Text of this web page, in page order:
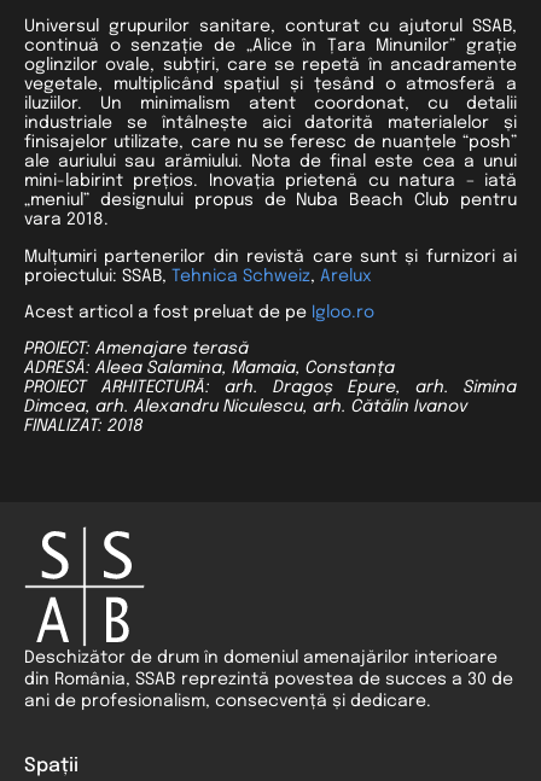
Universul grupurilor sanitare, conturat cu ajutorul SSAB,
continuă o senzație de „Alice în Țara Minunilor” grație
oglinzilor ovale, subțiri, care se repetă în ancadramente
vegetale, multiplicând spațiul și țesând o atmosferă a
iluziilor. Un minimalism atent coordonat, cu detalii
industriale se întâlnește aici datorită materialelor și
finisajelor utilizate, care nu se feresc de nuanțele “posh”
ale auriului sau arămiului. Nota de final este cea a unui
mini-labirint prețios. Inovația prietenă cu natura – iată
„meniul” designului propus de Nuba Beach Club pentru
vara 2018.
Mulțumiri partenerilor din revistă care sunt și furnizori ai
proiectului: SSAB, Tehnica Schweiz, Arelux
Acest articol a fost preluat de pe Igloo.ro
PROIECT: Amenajare terasă
ADRESĂ: Aleea Salamina, Mamaia, Constanța
PROIECT ARHITECTURĂ: arh. Dragoș Epure, arh. Simina
Dimcea, arh. Alexandru Niculescu, arh. Cătălin Ivanov
FINALIZAT: 2018
Deschizător de drum în domeniul amenajărilor interioare
din România, SSAB reprezintă povestea de succes a 30 de
ani de profesionalism, consecvență și dedicare.
Spații